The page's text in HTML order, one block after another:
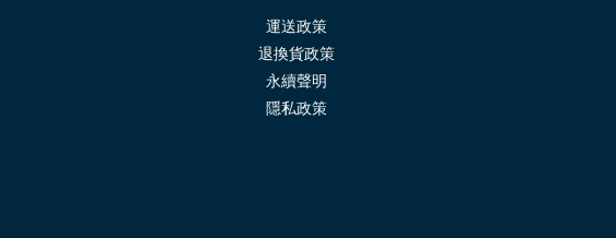
運送政策
退換貨政策
永續聲明
隱私政策